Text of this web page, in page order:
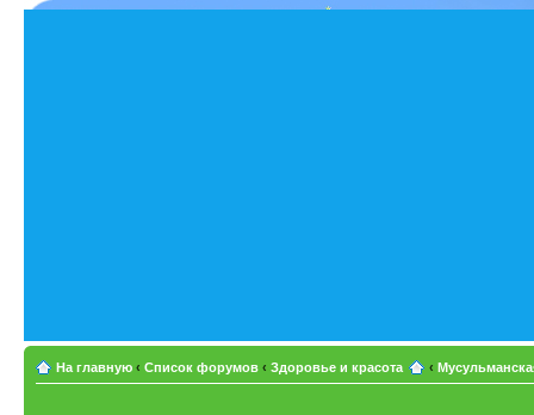
На главную ‹ Список форумов ‹ Здоровье и красота ‹